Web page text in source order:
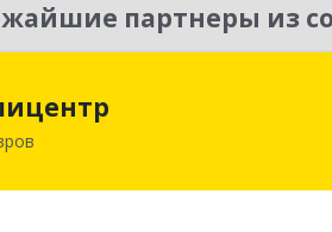
партнеры из
Владимирская обл, Ковров г,